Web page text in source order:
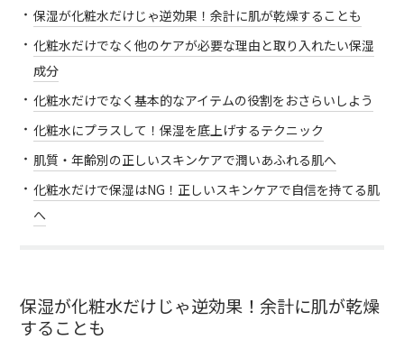
保湿が化粧水だけじゃ逆効果！余計に肌が乾燥することも
化粧水だけでなく他のケアが必要な理由と取り入れたい保湿
成分
化粧水だけでなく基本的なアイテムの役割をおさらいしよう
化粧水にプラスして！保湿を底上げするテクニック
肌質・年齢別の正しいスキンケアで潤いあふれる肌へ
化粧水だけで保湿はNG！正しいスキンケアで自信を持てる肌
へ
保湿が化粧水だけじゃ逆効果！余計に肌が乾燥
することも